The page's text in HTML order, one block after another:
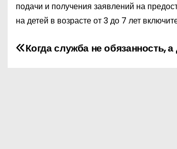
подачи и получения заявлений на
на детей в возрасте от 3 до 7 лет
НКогда служба не обязанность, а